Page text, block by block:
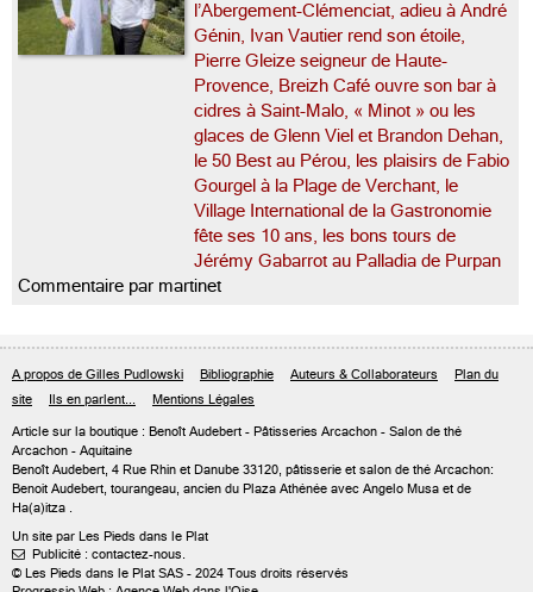
l’Abergement-Clémenciat, adieu à André
Génin, Ivan Vautier rend son étoile,
Pierre Gleize seigneur de Haute-
Provence, Breizh Café ouvre son bar à
cidres à Saint-Malo, « Minot » ou les
glaces de Glenn Viel et Brandon Dehan,
le 50 Best au Pérou, les plaisirs de Fabio
Gourgel à la Plage de Verchant, le
Village International de la Gastronomie
fête ses 10 ans, les bons tours de
Jérémy Gabarrot au Palladia de Purpan
Commentaire par martinet
A propos de Gilles Pudlowski Bibliographie Auteurs & Collaborateurs
Plan du
site
Ils en parlent... Mentions Légales
Article sur la boutique : Benoît Audebert - Pâtisseries Arcachon - Salon de thé
Arcachon - Aquitaine
Benoît Audebert, 4 Rue Rhin et Danube 33120, pâtisserie et salon de thé Arcachon:
Benoit Audebert, tourangeau, ancien du Plaza Athénée avec Angelo Musa et de
Ha(a)itza .
Un site par Les Pieds dans le Plat
 Publicité : contactez-nous.
© Les Pieds dans le Plat SAS - 2024 Tous droits réservés